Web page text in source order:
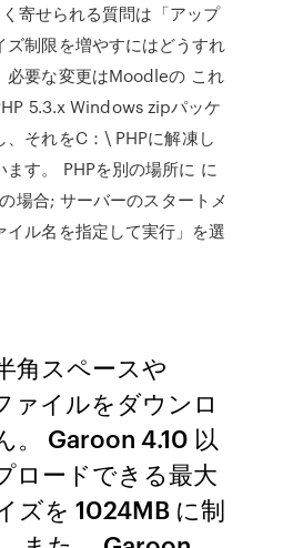
寄せられる質問は「アップ
ズ制限を増やすにはどうすれ
必要な変更はMoodleの これ
5.3.x Windows zipパッケ
、それをC：\ PHPに解凍し
す。 PHPを別の場所に に
場合; サーバーのスタートメ
イル名を指定して実行」を選
角スペースや
ァイルをダウンロ
。 Garoon 4.10 以
ロードできる最大
ズを 1024MB に制